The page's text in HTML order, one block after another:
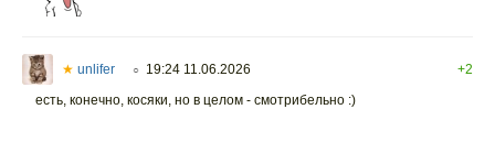
★ unlifer ○ 19:24 11.06.2026
+2
есть, конечно, косяки, но в целом - смотрибельно :)